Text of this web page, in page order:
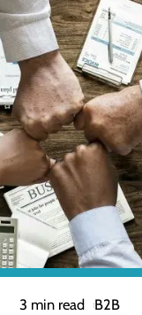
3 min read B2B